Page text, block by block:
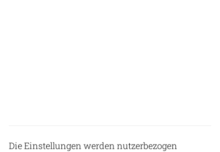
Die Einstellungen werden nutzerbezogen